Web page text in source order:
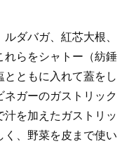
ダバガ、紅芯大根、
れらをシャトー（紡錘
ともに入れて蓋をし
ガーのガストリック
汁を加えたガストリッ
く、野菜を皮まで使い